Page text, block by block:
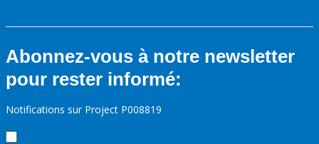
Abonnez-vous à notre newsletter
pour rester informé:
Notifications sur Project P008819